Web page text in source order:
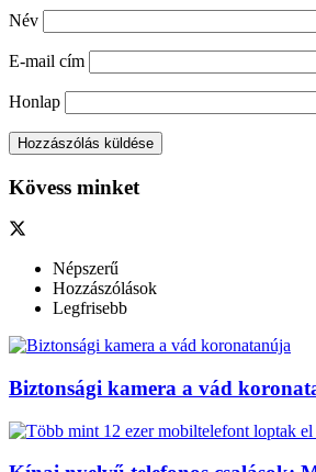
Név
E-mail cím
Honlap
Kövess minket
Népszerű
Hozzászólások
Legfrisebb
Biztonsági kamera a vád